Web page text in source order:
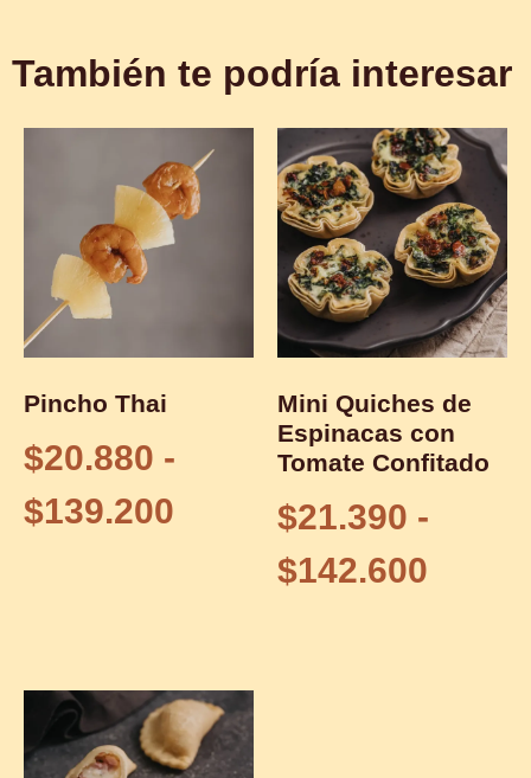
También te podría interesar
Pincho Thai
$20.880 -
$139.200
Mini Quiches de
Espinacas con
Tomate Confitado
$21.390 -
$142.600